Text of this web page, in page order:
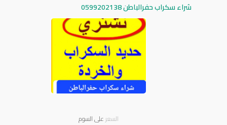
شراء سكراب حفرالباطن 0599202138
السعر على السوم